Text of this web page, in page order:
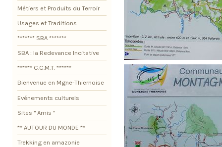
Métiers et Produits du Terroir
Usages et Traditions
******* SBA *******
SBA : la Redevance Incitative
****** C.C.M.T. ******
Bienvenue en Mgne-Thiernoise
Evénements culturels
Sites " Amis "
** AUTOUR DU MONDE **
Trekking en amazonie